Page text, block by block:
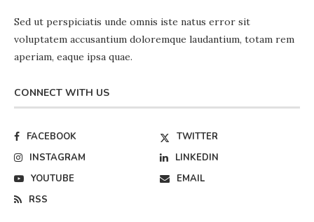
Sed ut perspiciatis unde omnis iste natus error sit
voluptatem accusantium doloremque laudantium, totam rem
aperiam, eaque ipsa quae.
CONNECT WITH US
FACEBOOK
TWITTER
INSTAGRAM
LINKEDIN
YOUTUBE
EMAIL
RSS